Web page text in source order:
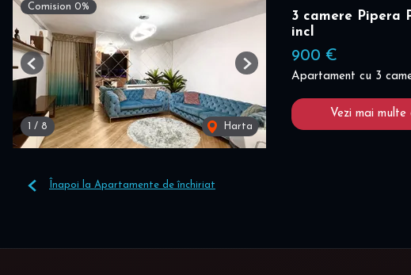
Comision 0%
/ 8 Harta
Previous Next
3 camere Pipera
incl
900 €
Apartament cu 3
Vezi mai multe
Înapoi la Apartamente de închiriat